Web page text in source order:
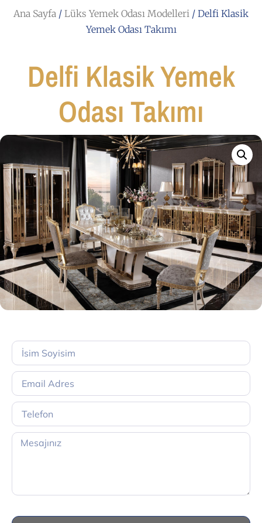
Ana Sayfa / Lüks Yemek Odası Modelleri / Delfi Klasik
Yemek Odası Takımı
Delfi Klasik Yemek
Odası Takımı